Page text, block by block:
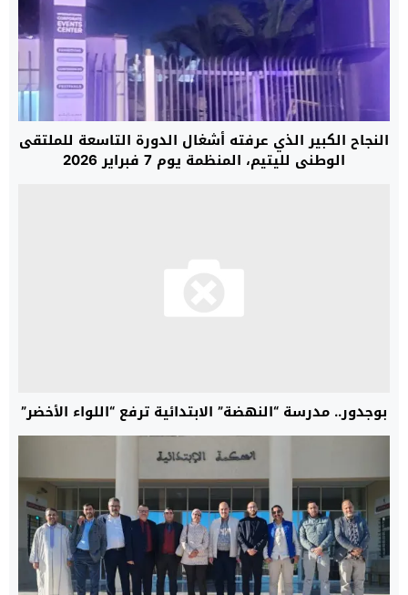
النجاح الكبير الذي عرفته أشغال الدورة التاسعة للملتقى
الوطني لليتيم، المنظمة يوم 7 فبراير 2026
بوجدور.. مدرسة “النهضة” الابتدائية ترفع “اللواء الأخضر”